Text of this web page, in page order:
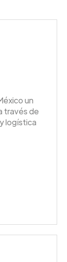
un
través de
logística